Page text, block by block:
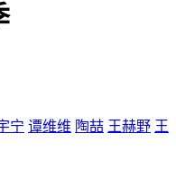
宁 谭维维 陶喆 王赫野 王